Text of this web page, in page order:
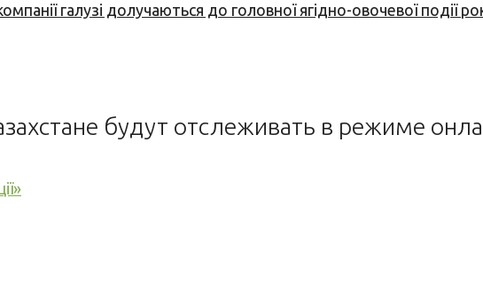
галузі долучаються до головної ягідно-овочевої події
будут отслеживать в режиме